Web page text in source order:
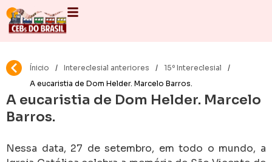
Ínicio / Intereclesial anteriores / 15º Intereclesial
/
A eucaristia de Dom Helder. Marcelo Barros.
A eucaristia de Dom Helder. Marcelo
Barros.
Nessa data, 27 de setembro, em todo o mundo, a